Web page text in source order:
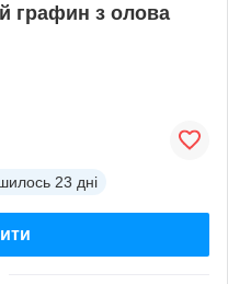
графин з олова
23 дні